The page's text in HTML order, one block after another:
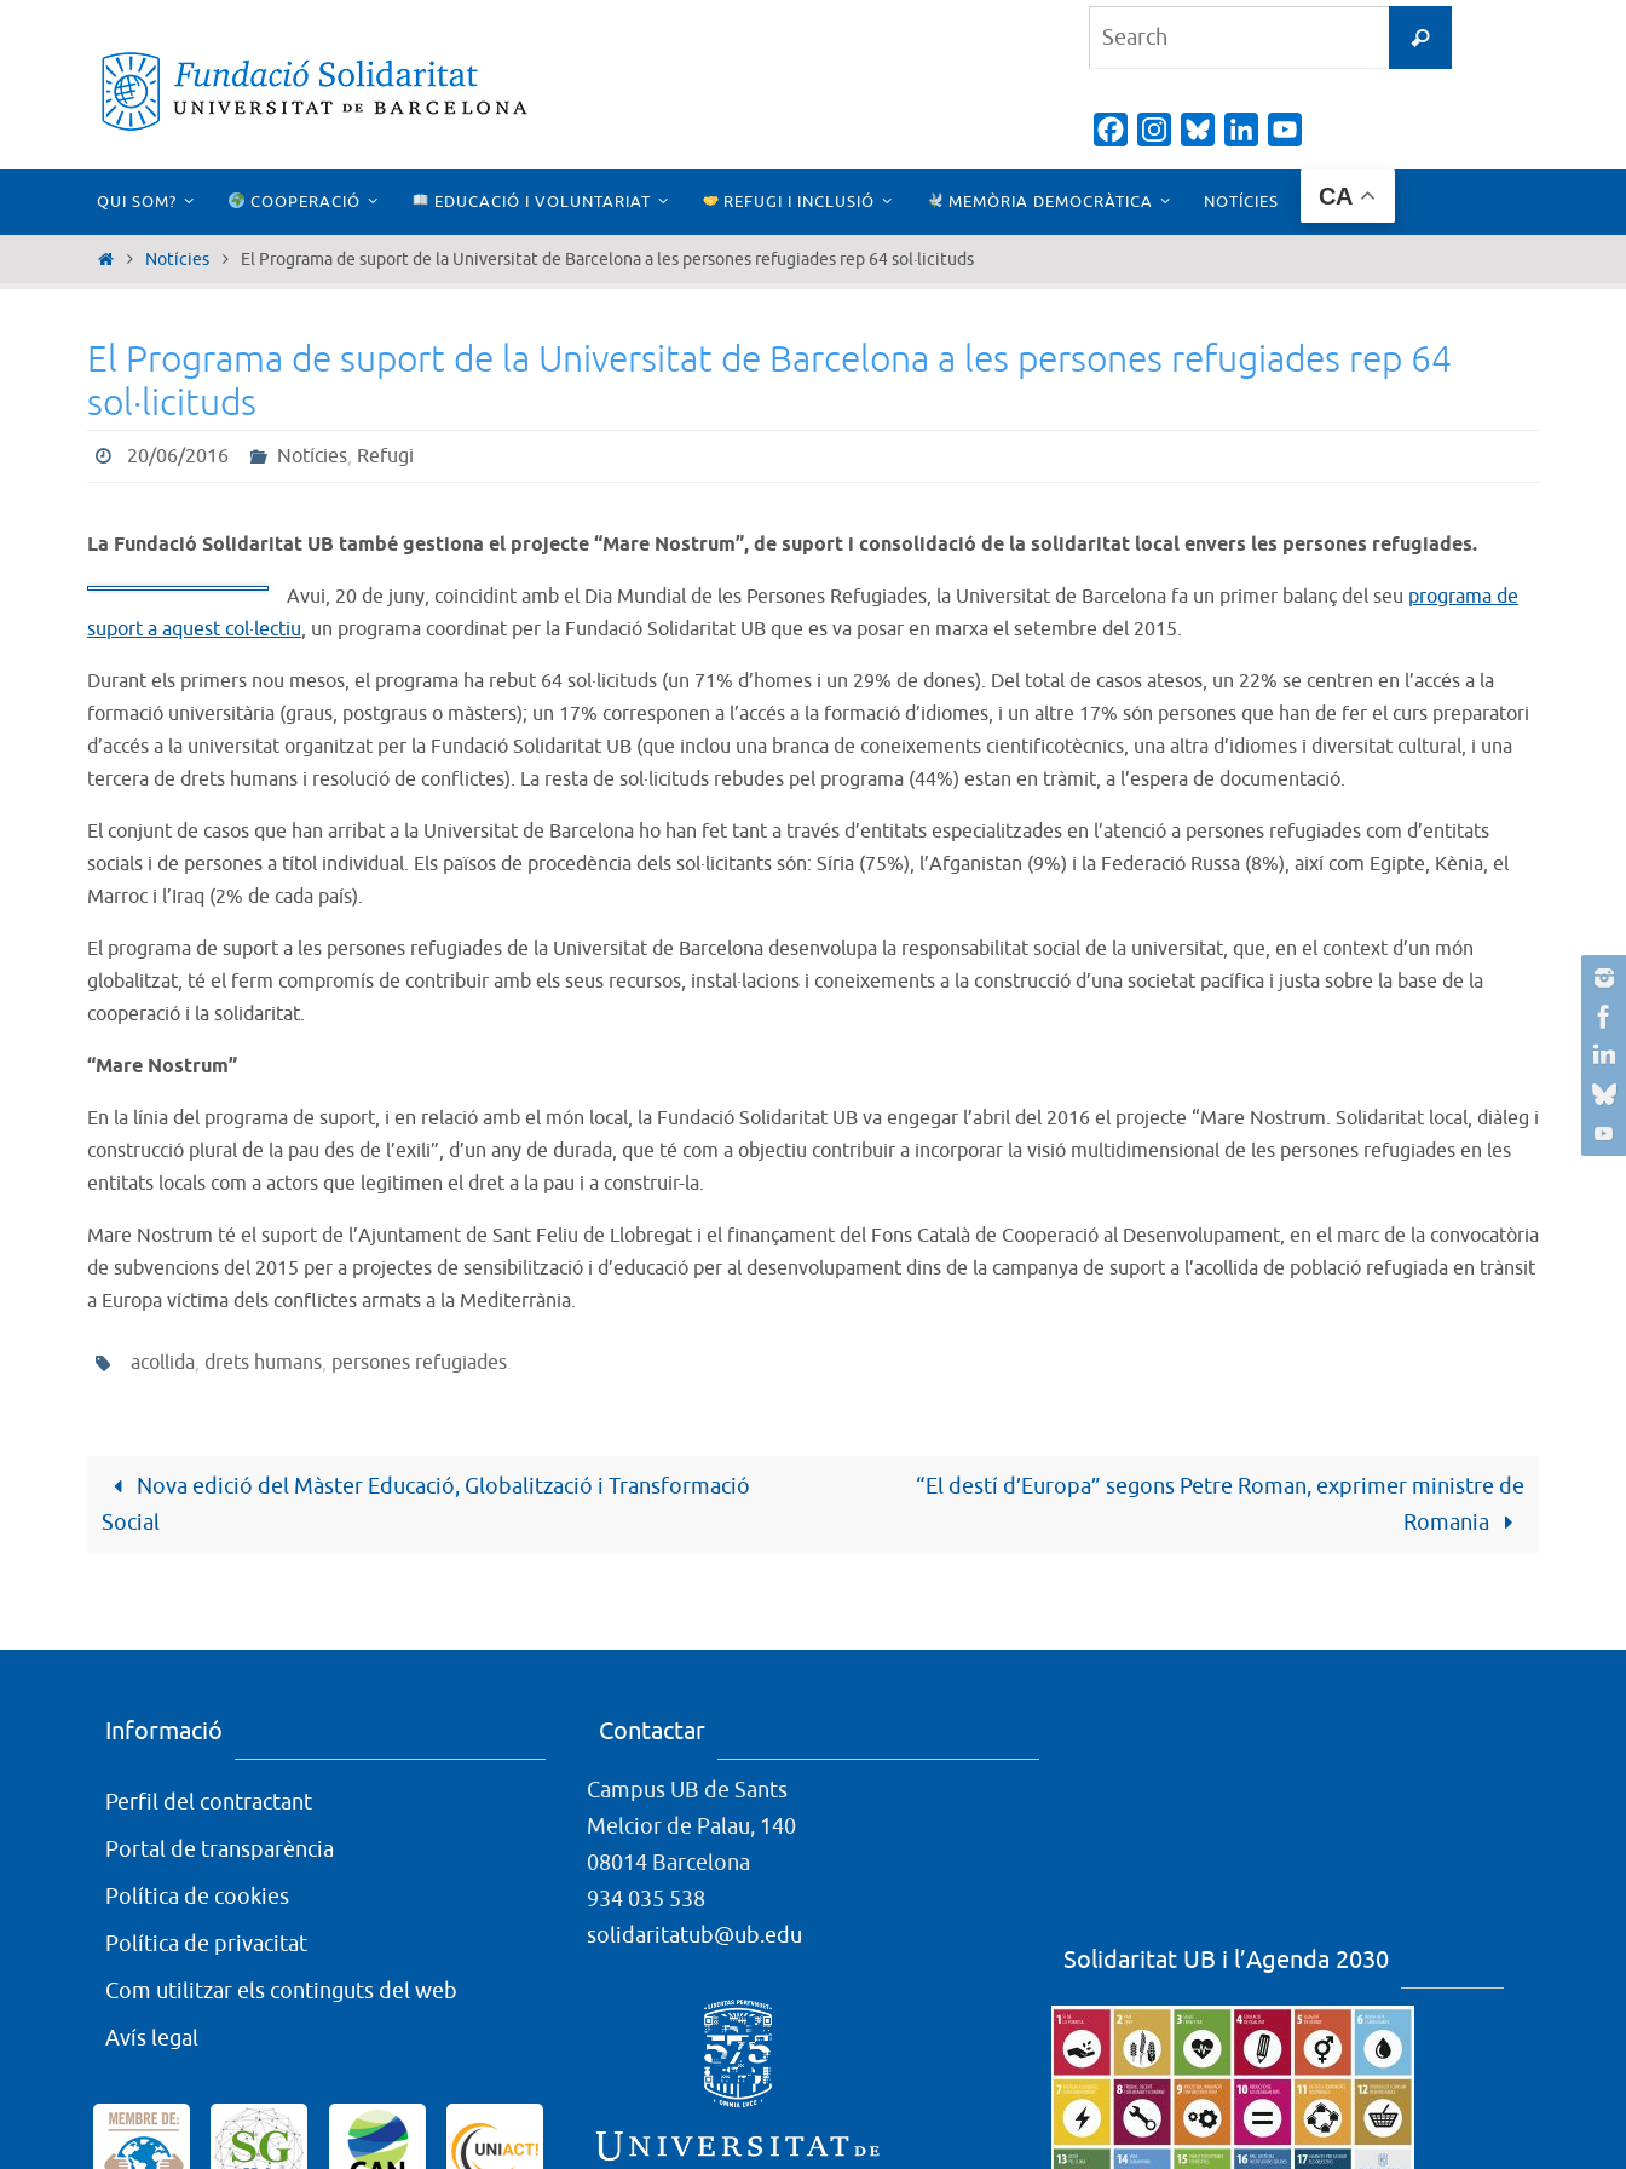
Search
FacebookInstagramBlueskyLinkedIn
content
QUI SOM? COOPERACIÓ EDUCACIÓ I VOLUNTARIAT REFUGI I INCLUSIÓ MEMÒRIA DEMOCRÀTICA NOTÍCIES CA
HomeNotícies El Programa de suport de la Universitat de Barcelona a les persones refugiades rep 64 sol·licituds
El Programa de suport de la Universitat de Barcelona a les persones refugiades rep 64
sol·licituds
20/06/2016 Notícies, Refugi
La Fundació Solidaritat UB també gestiona el projecte “Mare Nostrum”, de suport i consolidació de la solidaritat local envers les persones refugiades.
Avui, 20 de juny, coincidint amb el Dia Mundial de les Persones Refugiades, la Universitat de Barcelona fa un primer balanç del seu programa de
suport a aquest col·lectiu, un programa coordinat per la Fundació Solidaritat UB que es va posar en marxa el setembre del 2015.
Durant els primers nou mesos, el programa ha rebut 64 sol·licituds (un 71% d’homes i un 29% de dones). Del total de casos atesos, un 22% se centren en l’accés a la
formació universitària (graus, postgraus o màsters); un 17% corresponen a l’accés a la formació d’idiomes, i un altre 17% són persones que han de fer el curs preparatori
d’accés a la universitat organitzat per la Fundació Solidaritat UB (que inclou una branca de coneixements cientificotècnics, una altra d’idiomes i diversitat cultural, i una
tercera de drets humans i resolució de conflictes). La resta de sol·licituds rebudes pel programa (44%) estan en tràmit, a l’espera de documentació.
El conjunt de casos que han arribat a la Universitat de Barcelona ho han fet tant a través d’entitats especialitzades en l’atenció a persones refugiades com d’entitats
socials i de persones a títol individual. Els països de procedència dels sol·licitants són: Síria (75%), l’Afganistan (9%) i la Federació Russa (8%), així com Egipte, Kènia, el
Marroc i l’Iraq (2% de cada país).
El programa de suport a les persones refugiades de la Universitat de Barcelona desenvolupa la responsabilitat social de la universitat, que, en el context d’un món
globalitzat, té el ferm compromís de contribuir amb els seus recursos, instal·lacions i coneixements a la construcció d’una societat pacífica i justa sobre la base de la
cooperació i la solidaritat.
“Mare Nostrum”
En la línia del programa de suport, i en relació amb el món local, la Fundació Solidaritat UB va engegar l’abril del 2016 el projecte “Mare Nostrum. Solidaritat local, diàleg i
construcció plural de la pau des de l’exili”, d’un any de durada, que té com a objectiu contribuir a incorporar la visió multidimensional de les persones refugiades en les
entitats locals com a actors que legitimen el dret a la pau i a construir-la.
Mare Nostrum té el suport de l’Ajuntament de Sant Feliu de Llobregat i el finançament del Fons Català de Cooperació al Desenvolupament, en el marc de la convocatòria
de subvencions del 2015 per a projectes de sensibilització i d’educació per al desenvolupament dins de la campanya de suport a l’acollida de població refugiada en trànsit
a Europa víctima dels conflictes armats a la Mediterrània.
acollida, drets humans, persones refugiades.
Nova edició del Màster Educació, Globalització i Transformació
Social
“El destí d’Europa” segons Petre Roman, exprimer ministre de
Romania
Informació
Perfil del contractant
Portal de transparència
Política de cookies
Política de privacitat
Com utilitzar els continguts del web
Avís legal
Contactar
Campus UB de Sants
Melcior de Palau, 140
08014 Barcelona
934 035 538
solidaritatub@ub.edu
Solidaritat UB i l’Agenda 2030